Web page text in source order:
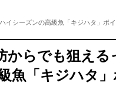
イシーズンの高級魚「キジハタ」ポ
からでも狙える
魚「キジハタ